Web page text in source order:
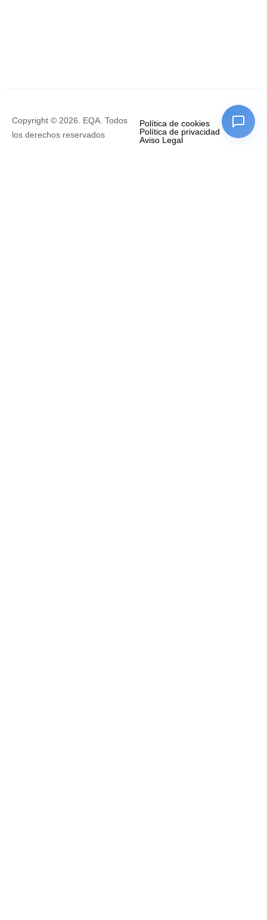
Copyright © 2026. EQA. Todos
los derechos reservados
Política de cookies
Política de privacidad
Aviso Legal